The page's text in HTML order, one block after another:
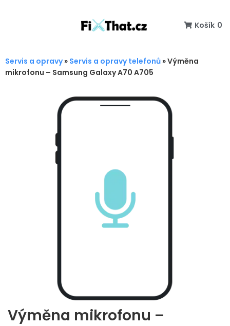
Košík 0
Servis a opravy» Servis a opravy telefonů »Výměna
mikrofonu – Samsung Galaxy A70 A705
Výměna mikrofonu –